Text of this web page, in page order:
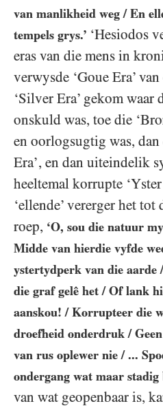
van manlikheid weg / En
tempels grys.’ ‘Hesiodos
eras van die mens in
verwysde ‘Goue Era’
‘Silver Era’ gekom waar
onskuld was, toe die
en oorlogsugtig was, dan
Era’, en dan uiteindelik
heeltemal korrupte
‘ellende’ vererger het
roep, ‘O, sou die natuur
Midde van hierdie vyfde
ystertydperk van die aarde
die graf gelê het / Of lank
aanskou! / Korrupteer die
droefheid onderdruk / Geen
van rus oplewer nie / ...
ondergang wat maar stadig
van wat geopenbaar is,